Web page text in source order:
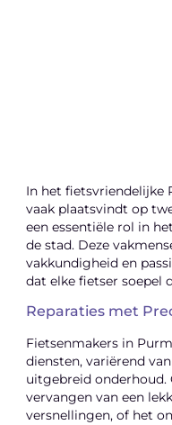
In het fietsvriendelijke
vaak plaatsvindt op
een essentiële rol in
de stad. Deze
vakkundigheid en
dat elke fietser soepel
Reparaties met
Fietsenmakers in
diensten, variërend
uitgebreid
vervangen van een
versnellingen, of het